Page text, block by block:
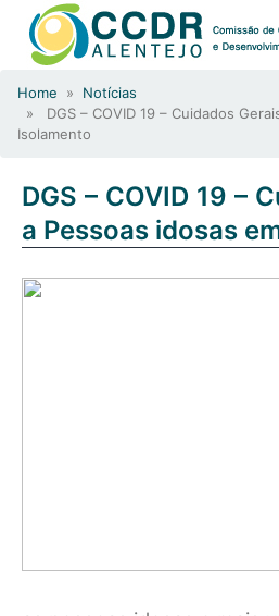
Home » Notícias
» DGS – COVID 19 – Cuidados
Isolamento
DGS – COVID 19 –
a Pessoas idosas